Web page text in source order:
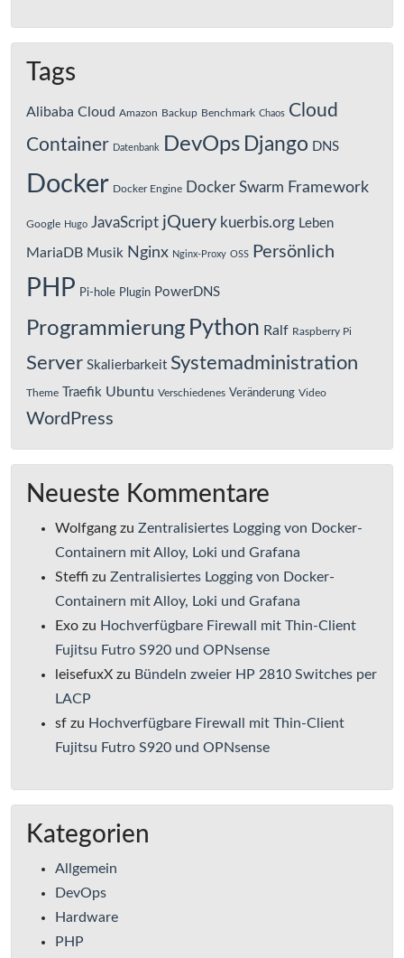
Tags
Alibaba Cloud Amazon Backup Benchmark Chaos Cloud
Container Datenbank DevOps Django DNS
Docker Docker Engine Docker Swarm Framework
Google Hugo JavaScript jQuery kuerbis.org Leben
MariaDB Musik Nginx Nginx-Proxy OSS Persönlich
PHP Pi-hole Plugin PowerDNS
Programmierung Python Ralf Raspberry Pi
Server Skalierbarkeit Systemadministration
Theme Traefik Ubuntu Verschiedenes Veränderung Video
WordPress
Neueste Kommentare
Wolfgang zu Zentralisiertes Logging von Docker-
Containern mit Alloy, Loki und Grafana
Steffi zu Zentralisiertes Logging von Docker-
Containern mit Alloy, Loki und Grafana
Exo zu Hochverfügbare Firewall mit Thin-Client
Fujitsu Futro S920 und OPNsense
leisefuxX zu Bündeln zweier HP 2810 Switches per
LACP
sf zu Hochverfügbare Firewall mit Thin-Client
Fujitsu Futro S920 und OPNsense
Kategorien
Allgemein
DevOps
Hardware
PHP